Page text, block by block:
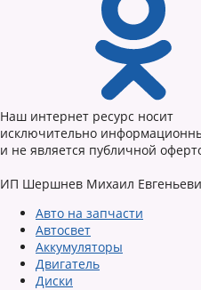
Наш интернет ресурс носит
исключительно
и не является публичной
ИП Шершнев Михаил
Авто на запчасти
Автосвет
Аккумуляторы
Двигатель
Диски